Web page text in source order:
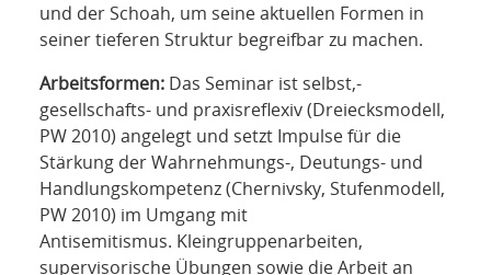
und der Schoah, um seine aktuellen Formen in
seiner tieferen Struktur begreifbar zu machen.
Arbeitsformen:Das Seminar ist selbst,-
gesellschafts- und praxisreflexiv (Dreiecksmodell,
PW 2010) angelegt und setzt Impulse für die
Stärkung der Wahrnehmungs-, Deutungs- und
Handlungskompetenz (Chernivsky, Stufenmodell,
PW 2010) im Umgang mit
Antisemitismus. Kleingruppenarbeiten,
supervisorische Übungen sowie die Arbeit an